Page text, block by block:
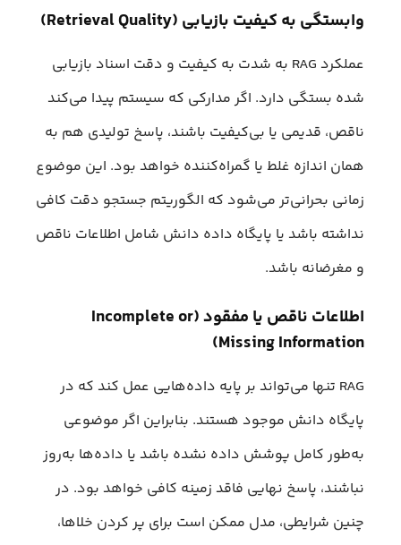
وابستگی به کیفیت بازیابی (Retrieval Quality)
عملکرد RAG به شدت به کیفیت و دقت اسناد بازیابی
شده بستگی دارد. اگر مدارکی که سیستم پیدا می‌کند
ناقص، قدیمی یا بی‌کیفیت باشند، پاسخ تولیدی هم به
همان اندازه غلط یا گمراه‌کننده خواهد بود. این موضوع
زمانی بحرانی‌تر می‌شود که الگوریتم جستجو دقت کافی
نداشته باشد یا پایگاه داده دانش شامل اطلاعات ناقص
و مغرضانه باشد.
اطلاعات ناقص یا مفقود (Incomplete or
Missing Information)
RAG تنها می‌تواند بر پایه ‌داده‌هایی عمل کند که در
پایگاه دانش موجود هستند. بنابراین اگر موضوعی
به‌طور کامل پوشش داده نشده باشد یا داده‌‌ها به‌روز
نباشند، پاسخ نهایی فاقد زمینه کافی خواهد بود. در
چنین شرایطی، مدل ممکن است برای پر کردن خلاها،